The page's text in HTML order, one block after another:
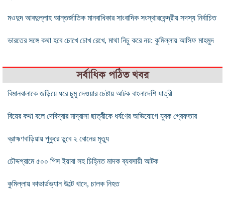
মওদুদ আবদুল্লাহ আন্তর্জাতিক মানবাধিকার সাংবাদিক সংস্থারকেন্দ্রীয় সদস্য নির্বাচিত
ভারতের সঙ্গে কথা হবে চোখে চোখ রেখে, মাথা নিচু করে নয়: কুমিল্লায় আসিফ মাহমুদ
সর্বাধিক পঠিত খবর
বিমানবালাকে জড়িয়ে ধরে চুমু দেওয়ার চেষ্টায় আটক বাংলাদেশি যাত্রী
বিয়ের কথা বলে দেবিদ্বার মাদ্রাসা ছাত্রীকে ধর্ষণের অভিযোগে যুবক গ্রেফতার
ব্রাহ্মণবাড়িয়ায় পুকুরে ডুবে ২ বোনের মৃত্যু
চৌদ্দগ্রামে ৫০০ পিস ইয়াবা সহ চিহ্নিত মাদক ব্যবসায়ী আটক
কুমিল্লায় কাভার্ডভ্যান উল্টে খাদে, চালক নিহত